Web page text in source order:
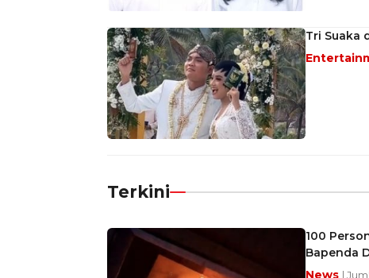
Tri Suaka
Terkini
100
Bapenda
News |